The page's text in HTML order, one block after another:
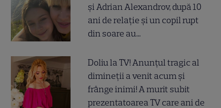
și Adrian Alexandrov, după 10
ani de relație și un copil rupt
din soare au...
Doliu la TV! Anunțul tragic al
dimineții a venit acum și
frânge inimi! A murit subit
prezentatoarea TV care ani de